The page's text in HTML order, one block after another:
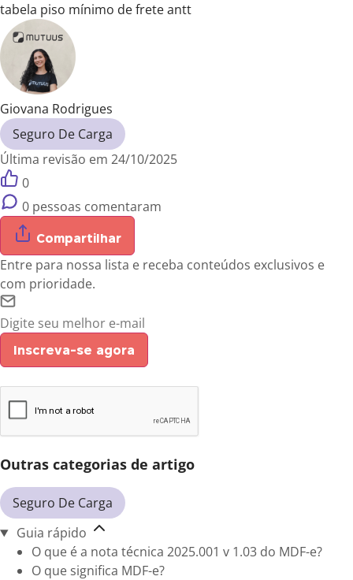
tabela piso mínimo de frete antt
Giovana Rodrigues
Seguro De Carga
Última revisão em 24/10/2025
0
0 pessoas comentaram
Compartilhar
Entre para nossa lista e receba conteúdos exclusivos e
com prioridade.
Inscreva-se agora
Outras categorias de artigo
Seguro De Carga
Guia rápido
O que é a nota técnica 2025.001 v 1.03 do MDF-e?
O que significa MDF-e?